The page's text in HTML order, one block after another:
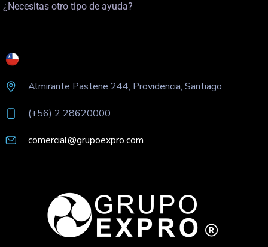
¿Necesitas otro tipo de ayuda?
Almirante Pastene 244, Providencia, Santiago
(+56) 2 28620000
comercial@grupoexpro.com